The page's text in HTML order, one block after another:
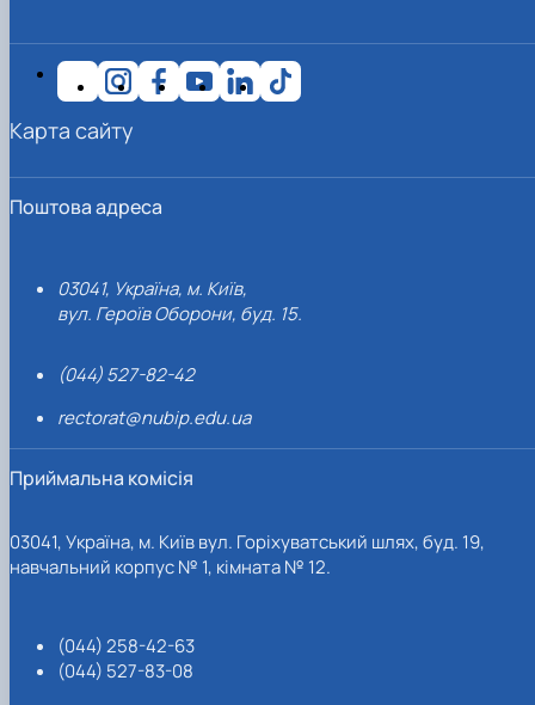
Поштова адреса
03041, Україна, м. Київ,
вул. Героїв Оборони, буд. 15.
(044) 527-82-42
rectorat@nubip.edu.ua
Приймальна комісія
03041, Україна, м. Київ вул. Горіхуватський шлях, буд. 19,
навчальний корпус № 1, кімната № 12.
(044) 258-42-63
(044) 527-83-08
Карта сайту